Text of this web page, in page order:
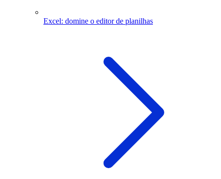
Excel: domine o editor de planilhas